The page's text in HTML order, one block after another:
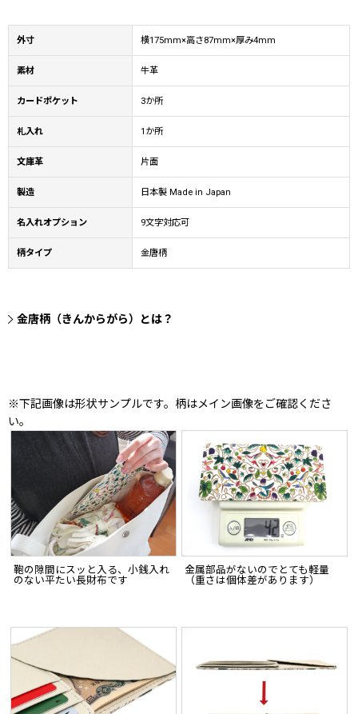
外寸 横175mm×高さ87mm×厚み4mm
素材 牛革
カードポケット 3か所
札入れ 1か所
文庫革 片面
製造 日本製 Made in Japan
名入れオプション 9文字対応可
柄タイプ 金唐柄
金唐柄（きんからがら）とは？
※下記画像は形状サンプルです。柄はメイン画像をご確認くださ
い。
鞄の隙間にスッと入る、小銭入れ
のない平たい長財布です
金属部品がないのでとても軽量
（重さは個体差があります）